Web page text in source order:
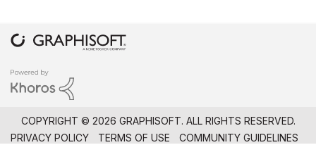
COPYRIGHT © 2026 GRAPHISOFT. ALL RIGHTS RESERVED.
PRIVACY POLICY
TERMS OF USE
COMMUNITY GUIDELINES